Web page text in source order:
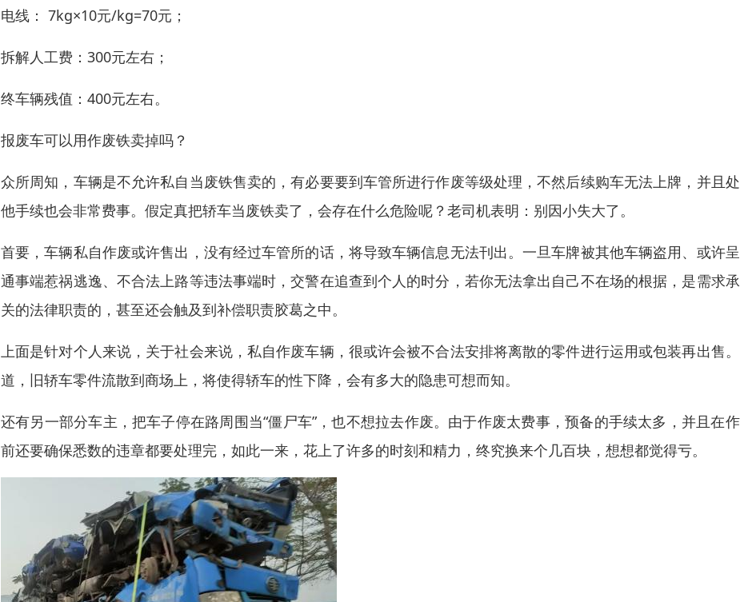
电线： 7kg×10元/kg=70元；
拆解人工费：300元左右；
终车辆残值：400元左右。
报废车可以用作废铁卖掉吗？
众所周知，车辆是不允许私自当废铁售卖的，有必要要到车管所进行作废等级处理，不然后续购车无法上牌，并且
他手续也会非常费事。假定真把轿车当废铁卖了，会存在什么危险呢？老司机表明：别因小失大了。
首要，车辆私自作废或许售出，没有经过车管所的话，将导致车辆信息无法刊出。一旦车牌被其他车辆盗用、或许
通事端惹祸逃逸、不合法上路等违法事端时，交警在追查到个人的时分，若你无法拿出自己不在场的根据，是需求
关的法律职责的，甚至还会触及到补偿职责胶葛之中。
上面是针对个人来说，关于社会来说，私自作废车辆，很或许会被不合法安排将离散的零件进行运用或包装再出售
道，旧轿车零件流散到商场上，将使得轿车的性下降，会有多大的隐患可想而知。
还有另一部分车主，把车子停在路周围当“僵尸车”，也不想拉去作废。由于作废太费事，预备的手续太多，并且在
前还要确保悉数的违章都要处理完，如此一来，花上了许多的时刻和精力，终究换来个几百块，想想都觉得亏。